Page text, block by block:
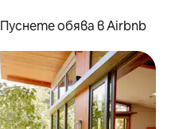
Пуснете обява в Airbnb